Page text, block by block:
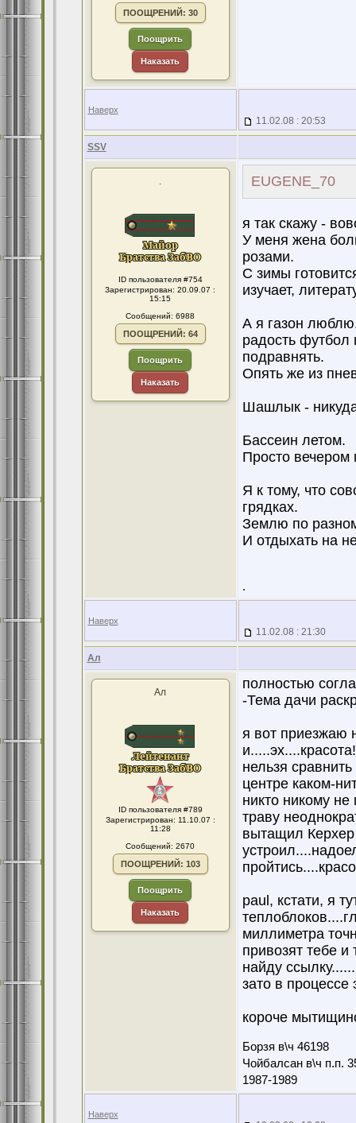
ПООЩРЕНИЙ: 30
Поощрить
Наказать
Наверх
11.02.08 : 20:53
SSV
.
ID пользователя #754
Зарегистрирован: 20.09.07 :
15:15
Сообщений: 6988
ПООЩРЕНИЙ: 64
Поощрить
Наказать
EUGENE_70
я так скажу -
У меня жена
розами.
С зимы
изучает,
А я газон
радость футбол
подравнять.
Опять же из
Шашлык -
Бассеин летом.
Просто вечером
Я к тому, что
грядках.
Землю по
И отдыхать на
.
Наверх
11.02.08 : 21:30
Ал
Ал
ID пользователя #789
Зарегистрирован: 11.10.07 :
11:28
Сообщений: 2670
ПООЩРЕНИЙ: 103
Поощрить
Наказать
полностью
-Тема дачи
я вот приезжаю
нельзя
центре каком-
никто никому
траву
вытащил
paul, кстати, я
миллиметра
привозят тебе
найду
зато в процессе
короче
Борзя в\ч 46198
Чойбалсан в\ч п.п.
1987-1989
Наверх